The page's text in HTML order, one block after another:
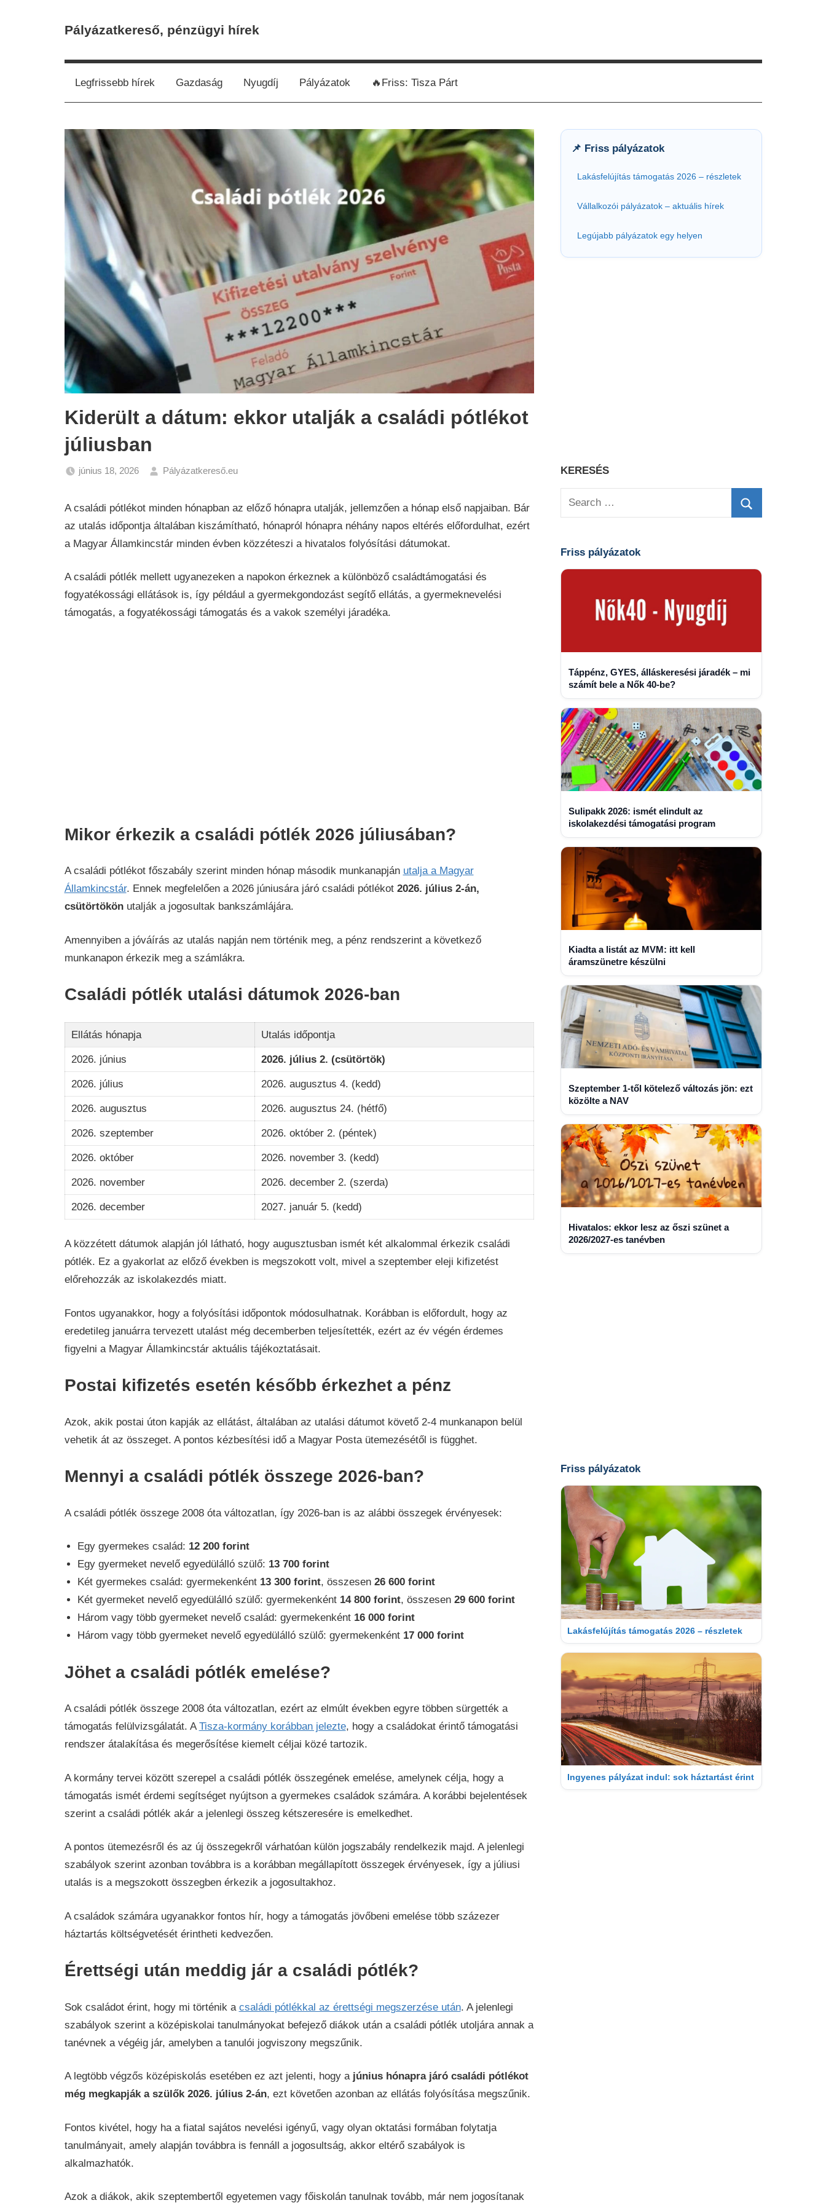
Pályázatkereső, pénzügyi hírek
Legfrissebb hírek Gazdaság Nyugdíj Pályázatok 🔥Friss: Tisza Párt
Kiderült a dátum: ekkor utalják a családi pótlékot
júliusban
június 18, 2026
Pályázatkereső.eu
Hírek
A családi pótlékot minden hónapban az előző hónapra utalják, jellemzően a hónap első napjaiban. Bár
az utalás időpontja általában kiszámítható, hónapról hónapra néhány napos eltérés előfordulhat, ezért
a Magyar Államkincstár minden évben közzéteszi a hivatalos folyósítási dátumokat.
A családi pótlék mellett ugyanezeken a napokon érkeznek a különböző családtámogatási és
fogyatékossági ellátások is, így például a gyermekgondozást segítő ellátás, a gyermeknevelési
támogatás, a fogyatékossági támogatás és a vakok személyi járadéka.
Mikor érkezik a családi pótlék 2026 júliusában?
A családi pótlékot főszabály szerint minden hónap második munkanapján utalja a Magyar
Államkincstár. Ennek megfelelően a 2026 júniusára járó családi pótlékot 2026. július 2-án,
csütörtökönutalják a jogosultak bankszámlájára.
Amennyiben a jóváírás az utalás napján nem történik meg, a pénz rendszerint a következő
munkanapon érkezik meg a számlákra.
Családi pótlék utalási dátumok 2026-ban
Ellátás hónapja Utalás időpontja
2026. június 2026. július 2. (csütörtök)
2026. július 2026. augusztus 4. (kedd)
2026. augusztus 2026. augusztus 24. (hétfő)
2026. szeptember 2026. október 2. (péntek)
2026. október 2026. november 3. (kedd)
2026. november 2026. december 2. (szerda)
2026. december 2027. január 5. (kedd)
A közzétett dátumok alapján jól látható, hogy augusztusban ismét két alkalommal érkezik családi
pótlék. Ez a gyakorlat az előző években is megszokott volt, mivel a szeptember eleji kifizetést
előrehozzák az iskolakezdés miatt.
Fontos ugyanakkor, hogy a folyósítási időpontok módosulhatnak. Korábban is előfordult, hogy az
eredetileg januárra tervezett utalást még decemberben teljesítették, ezért az év végén érdemes
figyelni a Magyar Államkincstár aktuális tájékoztatásait.
Postai kifizetés esetén később érkezhet a pénz
Azok, akik postai úton kapják az ellátást, általában az utalási dátumot követő 2-4 munkanapon belül
vehetik át az összeget. A pontos kézbesítési idő a Magyar Posta ütemezésétől is függhet.
Mennyi a családi pótlék összege 2026-ban?
A családi pótlék összege 2008 óta változatlan, így 2026-ban is az alábbi összegek érvényesek:
Egy gyermekes család: 12 200 forint
Egy gyermeket nevelő egyedülálló szülő: 13 700 forint
Két gyermekes család: gyermekenként 13 300 forint, összesen 26 600 forint
Két gyermeket nevelő egyedülálló szülő: gyermekenként 14 800 forint, összesen 29 600 forint
Három vagy több gyermeket nevelő család: gyermekenként 16 000 forint
Három vagy több gyermeket nevelő egyedülálló szülő: gyermekenként 17 000 forint
Jöhet a családi pótlék emelése?
A családi pótlék összege 2008 óta változatlan, ezért az elmúlt években egyre többen sürgették a
támogatás felülvizsgálatát. ATisza-kormány korábban jelezte, hogy a családokat érintő támogatási
rendszer átalakítása és megerősítése kiemelt céljai közé tartozik.
A kormány tervei között szerepel a családi pótlék összegének emelése, amelynek célja, hogy a
támogatás ismét érdemi segítséget nyújtson a gyermekes családok számára. A korábbi bejelentések
szerint a családi pótlék akár a jelenlegi összeg kétszeresére is emelkedhet.
A pontos ütemezésről és az új összegekről várhatóan külön jogszabály rendelkezik majd. A jelenlegi
szabályok szerint azonban továbbra is a korábban megállapított összegek érvényesek, így a júliusi
utalás is a megszokott összegben érkezik a jogosultakhoz.
A családok számára ugyanakkor fontos hír, hogy a támogatás jövőbeni emelése több százezer
háztartás költségvetését érintheti kedvezően.
Érettségi után meddig jár a családi pótlék?
Sok családot érint, hogy mi történik a családi pótlékkal az érettségi megszerzése után. A jelenlegi
szabályok szerint a középiskolai tanulmányokat befejező diákok után a családi pótlék utoljára annak a
tanévnek a végéig jár, amelyben a tanulói jogviszony megszűnik.
A legtöbb végzős középiskolás esetében ez azt jelenti, hogy a június hónapra járó családi pótlékot
még megkapják a szülők 2026. július 2-án, ezt követően azonban az ellátás folyósítása megszűnik.
Fontos kivétel, hogy ha a fiatal sajátos nevelési igényű, vagy olyan oktatási formában folytatja
tanulmányait, amely alapján továbbra is fennáll a jogosultság, akkor eltérő szabályok is
alkalmazhatók.
Azok a diákok, akik szeptembertől egyetemen vagy főiskolán tanulnak tovább, már nem jogosítanak
📌 Friss pályázatok
Lakásfelújítás támogatás 2026 – részletek
Vállalkozói pályázatok – aktuális hírek
Legújabb pályázatok egy helyen
KERESÉS
Search
Friss pályázatok
Táppénz, GYES, álláskeresési járadék – mi
számít bele a Nők 40-be?
Sulipakk 2026: ismét elindult az
iskolakezdési támogatási program
Kiadta a listát az MVM: itt kell
áramszünetre készülni
Szeptember 1-től kötelező változás jön: ezt
közölte a NAV
Hivatalos: ekkor lesz az őszi szünet a
2026/2027-es tanévben
Friss pályázatok
Lakásfelújítás támogatás 2026 – részletek
Ingyenes pályázat indul: sok háztartást érint